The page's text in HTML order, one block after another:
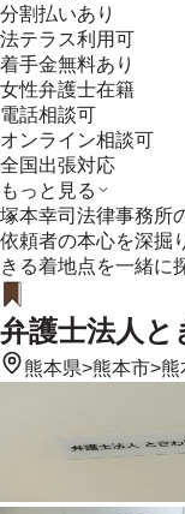
分割払いあり
法テラス利用可
着手金無料あり
女性弁護士在籍
電話相談可
オンライン相談可
全国出張対応
もっと見る
塚本幸司法律事務所
依頼者の本心を深掘
きる着地点を一緒に
弁護士法人と
熊本県>熊本市>熊